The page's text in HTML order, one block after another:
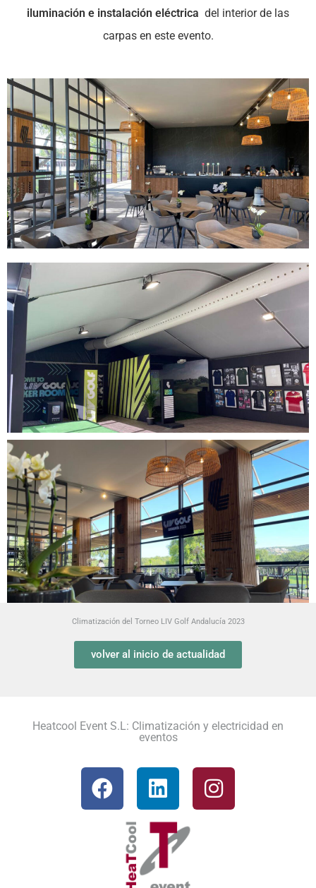
iluminación e instalación eléctrica del interior de las
carpas en este evento.
Climatización del Torneo LIV Golf Andalucía 2023
volver al inicio de actualidad
Heatcool Event S.L: Climatización y electricidad en
eventos